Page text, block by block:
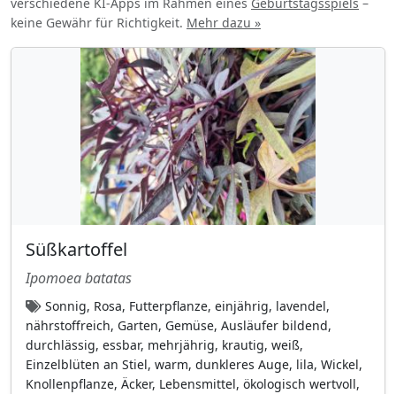
orange(44)
purpur(114)
Purpurgetupft(9)
purpurrosa(98)
Purpurrot(58)
Rosa(212)
rot(77)
rot (für die Fruchtfarbe)(32)
rötlich(55)
schwarz-purpur
schwarz-purpur (für die Fruchtfarbe) (10)
Silbrig-weiß(7)
tiefviolettblau (11)
keine Gewähr für Richtigkeit. Mehr dazu »
Süßkartoffel
Ipomoea batatas
Sonnig, Rosa, Futterpflanze, einjährig, lavendel,
nährstoffreich, Garten, Gemüse, Ausläufer bildend,
durchlässig, essbar, mehrjährig, krautig, weiß,
Einzelblüten an Stiel, warm, dunkleres Auge, lila, Wickel,
Knollenpflanze, Äcker, Lebensmittel, ökologisch wertvoll,